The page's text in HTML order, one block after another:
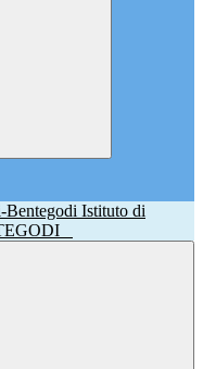
Istituto di